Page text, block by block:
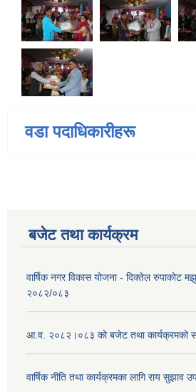
वडा पदाधिकारीहरू
बजेट तथा कार्यक्रम
वार्षिक नगर विकास योजना - दिक्तेल रुपाकोट
२०८२/०८३
आ.व. २०८२।०८३ को बजेट तथा कार्यक्रमको
वार्षिक नीति तथा कार्यक्रमका लागि राय सुझाव